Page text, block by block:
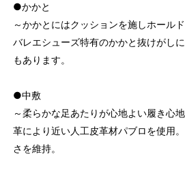
●かかと
～かかとにはクッションを施しホール
バレエシューズ特有のかかと抜けがし
もあります。
●中敷
～柔らかな足あたりが心地よい履き心
革により近い人工皮革材パブロを使用
さを維持。